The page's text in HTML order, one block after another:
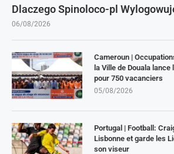
Dlaczego Spinoloco-pl
06/08/2026
Cameroun |
la Ville de Douala
pour 750 vacanciers
05/08/2026
Portugal | Football:
Lisbonne et garde les
son viseur